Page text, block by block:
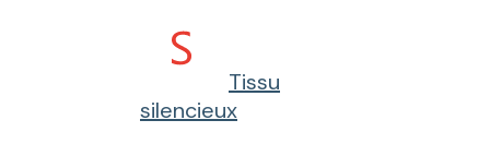
Tissu
silencieux